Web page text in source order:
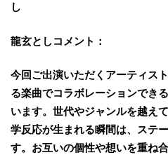
し
龍玄としコメント：
今回ご出演いただくアーティス
る楽曲でコラボレーションでき
います。世代やジャンルを越え
学反応が生まれる瞬間は、ステ
す。お互いの個性や想いを重ね